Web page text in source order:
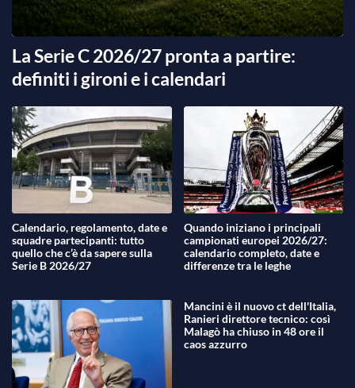
La Serie C 2026/27 pronta a partire:
definiti i gironi e i calendari
Calendario, regolamento, date e
squadre partecipanti: tutto
quello che c’è da sapere sulla
Serie B 2026/27
Quando iniziano i principali
campionati europei 2026/27:
calendario completo, date e
differenze tra le leghe
Mancini è il nuovo ct dell'Italia,
Ranieri direttore tecnico: così
Malagò ha chiuso in 48 ore il
caos azzurro